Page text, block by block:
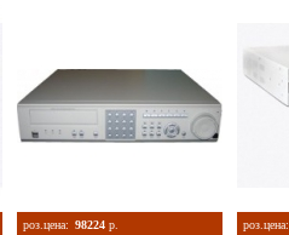
роз.цена: 98224 р.
роз.цена: